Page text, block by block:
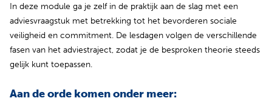
In deze module ga je zelf in de praktijk aan de slag met een
adviesvraagstuk met betrekking tot het bevorderen sociale
veiligheid en commitment. De lesdagen volgen de verschillende
fasen van het adviestraject, zodat je de besproken theorie steeds
gelijk kunt toepassen.
Aan de orde komen onder meer: